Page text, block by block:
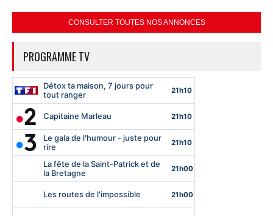
CONSULTER TOUTES NOS ANNONCES
PROGRAMME TV